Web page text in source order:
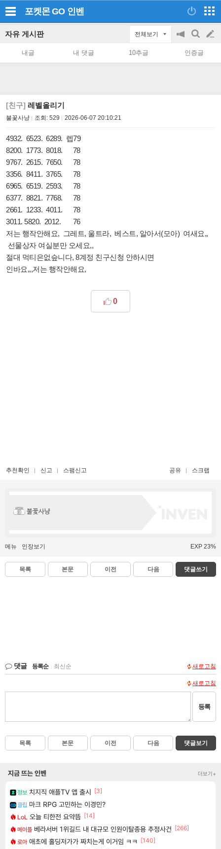
포켓몬 GO 인벤
자유 게시판 전체보기
공
on/off
검
색
글
쓰
내글 내 댓글 10추글 인증글
[친구] 레벨올리기
불꽃사냥 조회: 529 2026-06-07 20:10:21
4932. 6523. 6289. 렙79
8200. 1773. 8018. 78
9767. 2615. 7650. 78
3356. 8411. 3765. 78
6965. 6519. 2593. 78
6377. 8821. 7768. 78
2661. 1233. 4011. 78
3011. 5820. 2012. 76
저는 행작안해요, 그레트, 울트라, 베스트, 알아서(모아) 여새요,,
선물상자 여실분만 오세요,,
절대 먹티은없슾니다, 8계정 친구신청 안하시면
인바요,,,저는 행작안해요,
0
추천확인 신고 스팸신고 공유 스크랩
불꽃사냥
메뉴 인장보기 EXP 23%
목록 본문 이전 다음 댓글쓰기
댓글 등록순 최신순 새로고침
새로고침
등록
목록 본문 이전 다음 댓글보기
지금 뜨는 인벤 더보기+
정보 치지직 애플TV 앱 출시 [3]
클립 마크 RPG 고민하는 이경민?
LoL 오늘 티한전 요약뜸 [14]
메이플 베라서버 1위길드 내 대규모 인원이탈종용 추정사건 [266]
로아 애초에 홀딩저가가 짜치는게 이거임 ㅋㅋ
[140]